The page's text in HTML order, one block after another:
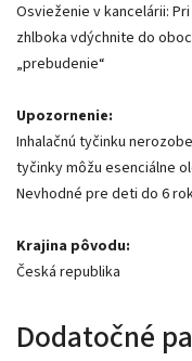
Osvieženie v kancelárii:
zhlboka vdýchnite do
„prebudenie“
Upozornenie:
Inhalačnú tyčinku
tyčinky môžu esenciálne
Nevhodné pre deti do 6
Krajina pôvodu:
Česká republika
Dodatočné